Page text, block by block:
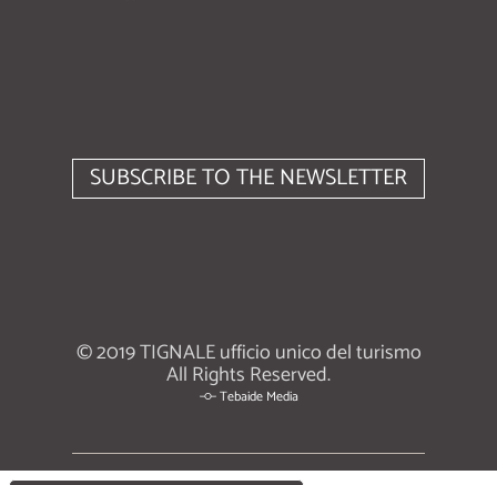
SUBSCRIBE TO THE NEWSLETTER
© 2019 TIGNALE ufficio unico del turismo
All Rights Reserved.
Tebaide Media